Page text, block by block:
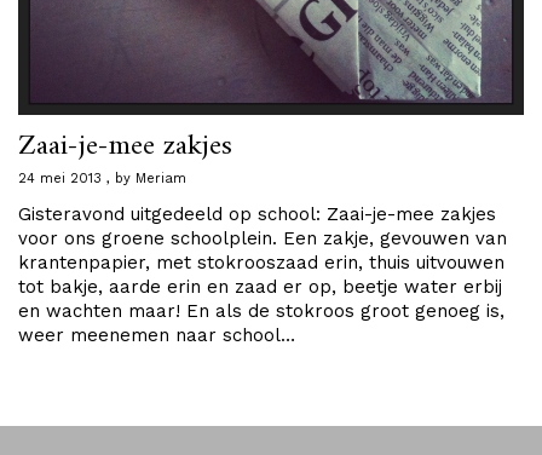
Zaai-je-mee zakjes
24 mei 2013 by Meriam
Gisteravond uitgedeeld op school: Zaai-je-mee zakjes
voor ons groene schoolplein. Een zakje, gevouwen van
krantenpapier, met stokrooszaad erin, thuis uitvouwen
tot bakje, aarde erin en zaad er op, beetje water erbij
en wachten maar! En als de stokroos groot genoeg is,
weer meenemen naar school…